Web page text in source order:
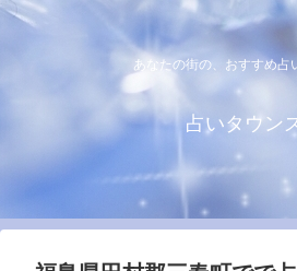
あなたの街の、おすすめ占
占いタウン